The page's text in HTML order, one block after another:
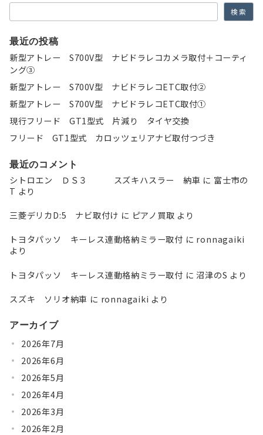
ン
検索
最近の投稿
新型アトレー S700V型 ナビドラレコカメラ取付＋コーティ
ング③
新型アトレー S700V型 ナビドラレコETC取付②
新型アトレー S700V型 ナビドラレコETC取付①
現行フリード GT1型式 片減り タイヤ交換
フリード GT1型式 カロッツェリアナビ取付つづき
最近のコメント
シトロエン ＤＳ３ スズキハスラー 納車 に 富士市の
T より
三菱デリカD:5 ナビ取付け に ピアノ買取 より
トヨタパッソ キーレス連動格納ミラー取付 に ronnagaiki
より
トヨタパッソ キーレス連動格納ミラー取付 に沼津のS より
スズキ ソリオ納車 に ronnagaiki より
アーカイブ
2026年7月
2026年6月
2026年5月
2026年4月
2026年3月
2026年2月